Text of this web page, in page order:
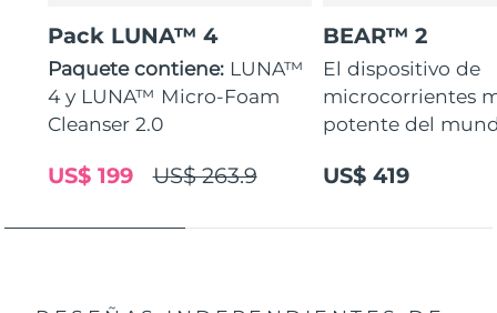
Pack LUNA™ 4
Paquete contiene: LUNA™
4 y LUNA™ Micro-Foam
Cleanser 2.0
US$ 263.9
US$ 199
BEAR™ 2
El dispositivo de
microcorrientes
potente del
US$ 419